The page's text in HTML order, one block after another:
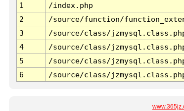
1
/index.php
2
/source/function/
3
/source/class/
4
/source/class/
5
/source/class/
6
/source/class/